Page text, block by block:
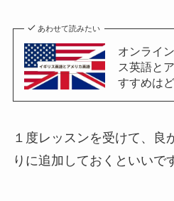
あわせて読みたい
オンライ
ス英語と
すすめは
１度レッスンを受けて、良
りに追加しておくといいで